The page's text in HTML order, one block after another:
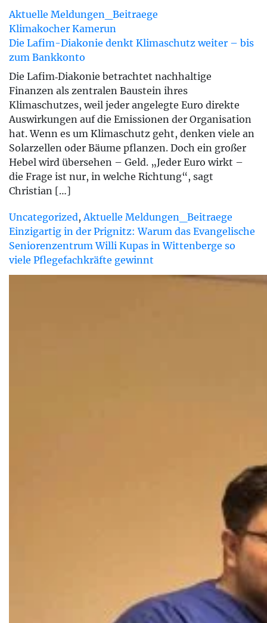
Aktuelle Meldungen_Beitraege
Klimakocher Kamerun
Die Lafim-Diakonie denkt Klimaschutz weiter – bis
zum Bankkonto
Die Lafim‑Diakonie betrachtet nachhaltige
Finanzen als zentralen Baustein ihres
Klimaschutzes, weil jeder angelegte Euro direkte
Auswirkungen auf die Emissionen der Organisation
hat. Wenn es um Klimaschutz geht, denken viele an
Solarzellen oder Bäume pflanzen. Doch ein großer
Hebel wird übersehen – Geld. „Jeder Euro wirkt –
die Frage ist nur, in welche Richtung“, sagt
Christian […]
Uncategorized,Aktuelle Meldungen_Beitraege
Einzigartig in der Prignitz: Warum das Evangelische
Seniorenzentrum Willi Kupas in Wittenberge so
viele Pflegefachkräfte gewinnt